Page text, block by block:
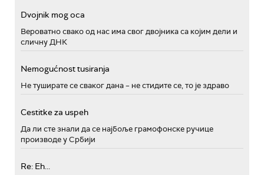
Dvojnik mog oca
Вероватно свако од нас има свог двојника са којим дели и
сличну ДНК
Nemogućnost tusiranja
Не туширате се сваког дана – не стидите се, то је здраво
Cestitke za uspeh
Да ли сте знали да се најбоље грамофонске ручице
производе у Србији
Re: Eh...